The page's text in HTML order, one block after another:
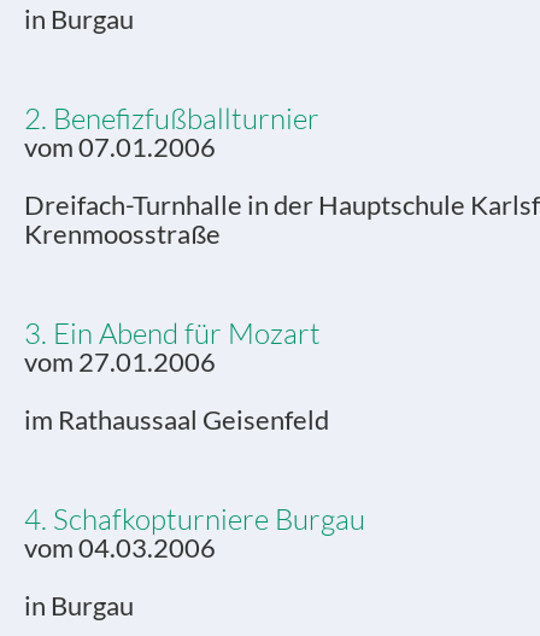
in Burgau
2. Benefizfußballturnier
vom 07.01.2006
Dreifach-Turnhalle in der Hauptschule
Krenmoosstraße
3. Ein Abend für Mozart
vom 27.01.2006
im Rathaussaal Geisenfeld
4. Schafkopturniere Burgau
vom 04.03.2006
in Burgau